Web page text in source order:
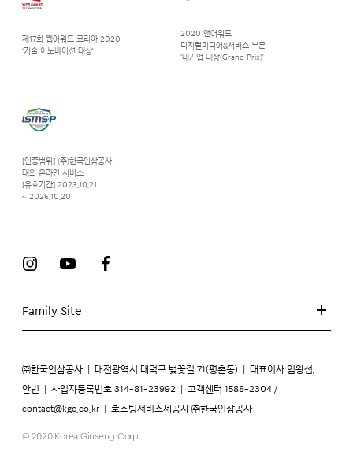
Family Site
제17회 웹어워드 코리아 2020
‘기술 이노베이션 대상’
2020 앤어워드
디지털미디어&서비스 부문
‘대기업 대상(Grand Prix)’
[인증범위] (주)한국인삼공사
대외 온라인 서비스
[유효기간] 2023.10.21
~ 2026.10.20
㈜한국인삼공사 대전광역시 대덕구 벚꽃길 71(평촌동) 대표이사 임왕섭,
안빈 사업자등록번호 314-81-23992 고객센터 1588-2304 /
contact@kgc.co.kr 호스팅서비스제공자 ㈜한국인삼공사
© 2020 Korea Ginseng Corp.